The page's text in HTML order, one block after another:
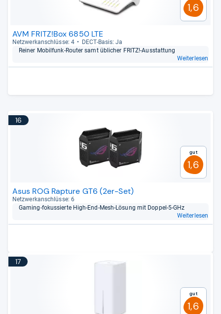
1,6
AVM FRITZ!Box 6850 LTE
Netz­werk­an­schlüsse: 4
DECT-​Basis: Ja
Rei­ner Mobil­funk-​Rou­ter samt übli­cher FRITZ!-​Aus­stat­tung
Weiterlesen
16
Gut
1,6
Asus ROG Rapture GT6 (2er-Set)
Netz­werk­an­schlüsse: 6
Gaming-​fokus­sierte High-​End-​Mesh-​Lösung mit Dop­pel-​5-​GHz
Weiterlesen
17
Gut
1,6